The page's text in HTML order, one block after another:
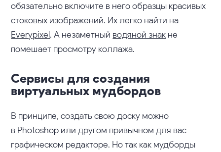
обязательно включите в него образцы красивых
стоковых изображений. Их легко найти на
Everypixel. А незаметный водяной знак не
помешает просмотру коллажа.
Сервисы для создания
виртуальных мудбордов
В принципе, создать свою доску можно
в Photoshop или другом привычном для вас
графическом редакторе. Но так как мудборды